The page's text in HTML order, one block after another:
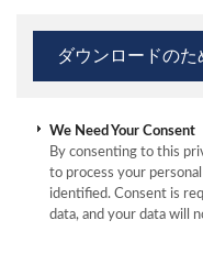
We Need Your Consent
By consenting to this
to process your
identified. Consent is
data, and your data will